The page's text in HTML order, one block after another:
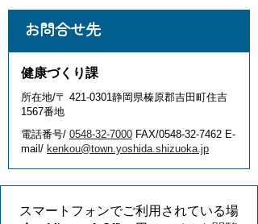
お問合せ先
健康づくり課
所在地/〒 421-0301静岡県榛原郡吉田町住吉
1567番地
電話番号/ 0548-32-7000 FAX/0548-32-7462 E-
mail/ kenkou@town.yoshida.shizuoka.jp
スマートフォンでご利用されている場